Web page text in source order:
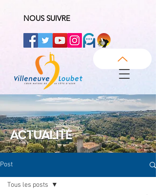
NOUS SUIVRE
ACTUALITÉ
Post
Tous les posts